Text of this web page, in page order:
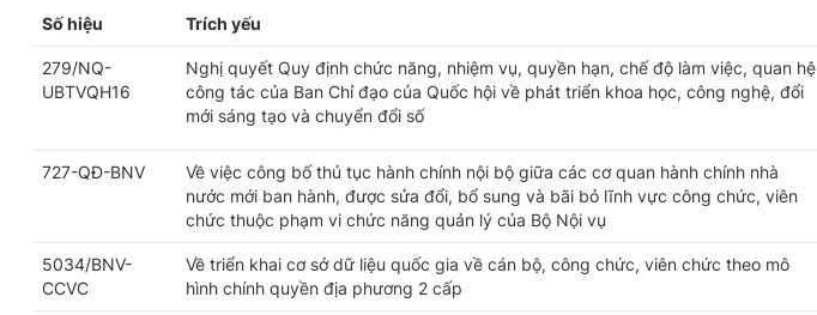
Số hiệu Trích yếu
279/NQ-
UBTVQH16
Nghị quyết Quy định chức năng, nhiệm vụ, quyền hạn, chế độ làm việc, quan hệ
công tác của Ban Chỉ đạo của Quốc hội về phát triển khoa học, công nghệ, đổi
mới sáng tạo và chuyển đổi số
727-QĐ-BNV
Về việc công bố thủ tục hành chính nội bộ giữa các cơ quan hành chính nhà
nước mới ban hành, được sửa đổi, bổ sung và bãi bỏ lĩnh vực công chức, viên
chức thuộc phạm vi chức năng quản lý của Bộ Nội vụ
5034/BNV-
CCVC
Về triển khai cơ sở dữ liệu quốc gia về cán bộ, công chức, viên chức theo mô
hình chính quyền địa phương 2 cấp